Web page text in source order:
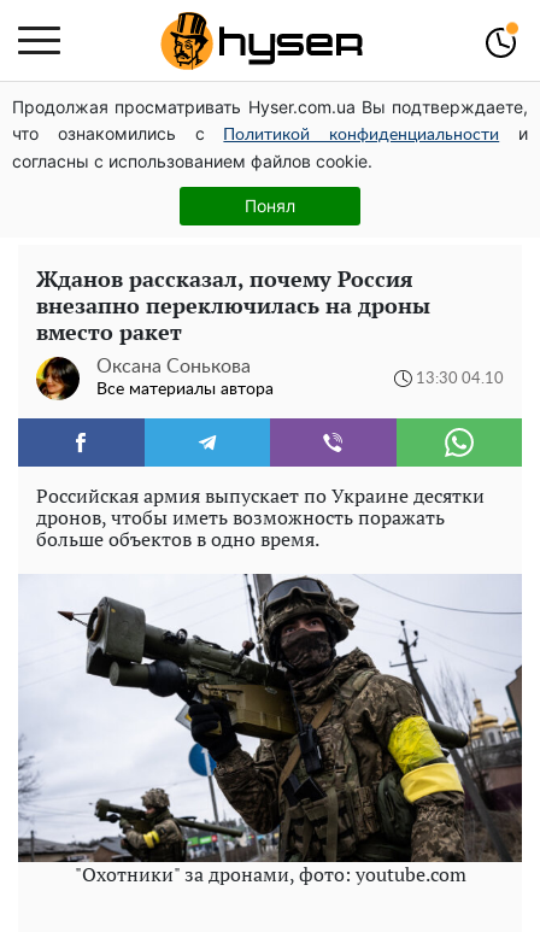
Продолжая просматривать Hyser.com.ua Вы подтверждаете,
что ознакомились с
Политикой конфиденциальности
и
согласны с использованием файлов cookie.
Понял
Елена Тополя слив видео – это далеко не все:
фронтмен "Антитела" Тарас Тополя стал следующим
Поэтому и выглядит так молодо: 5 простых и
любимых блюд Аллы Пугачевой, о которых вы точно
Жданов рассказал, почему Россия
внезапно переключилась на дроны
вместо ракет
Оксана Сонькова
Все материалы автора
13:30 04.10
Российская армия выпускает по Украине десятки
дронов, чтобы иметь возможность поражать
больше объектов в одно время.
"Охотники" за дронами, фото: youtube.com